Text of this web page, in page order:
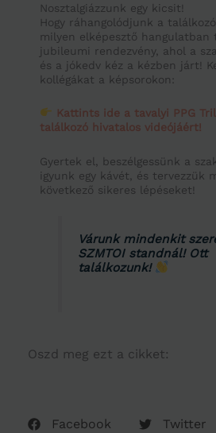
Nosztalgiázzunk egy kicsit!
Hogy ráhangolódjunk a
milyen elképesztő hangulatban
jubileumi rendezvény, ahol a
és a jókedv kéz a kézben járt!
kollégákat a képsorokon:
Kattints ide a tavalyi PPG
találkozó hivatalos videójáért!
Gyertek el, beszélgessünk a
igyunk egy kávét, és tervezzük
következő sikeres lépéseket!
Várunk mindenkit
SZMTOI standnál! Ott
találkozunk!
Oszd meg ezt a cikket:
Facebook
Twitter